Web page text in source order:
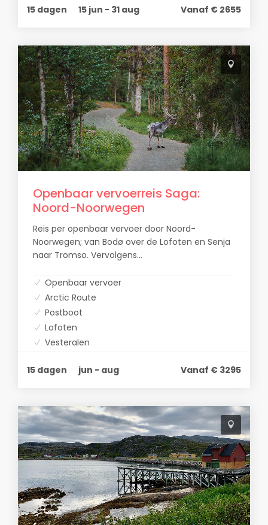
15 dagen
15 jun - 31 aug Vanaf € 2655
Openbaar vervoerreis Saga:
Noord-Noorwegen
Reis per openbaar vervoer door Noord-
Noorwegen; van Bodø over de Lofoten en Senja
naar Tromso. Vervolgens...
Openbaar vervoer
Arctic Route
Postboot
Lofoten
Vesteralen
15 dagen
jun - aug Vanaf € 3295